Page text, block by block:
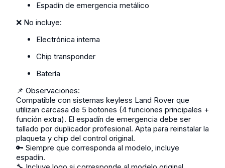
Espadín de emergencia metálico
❌ No incluye:
Electrónica interna
Chip transponder
Batería
📌 Observaciones:
Compatible con sistemas keyless Land Rover que
utilizan carcasa de 5 botones (4 funciones principales +
función extra). El espadín de emergencia debe ser
tallado por duplicador profesional. Apta para reinstalar la
plaqueta y chip del control original.
🔑 Siempre que corresponda al modelo, incluye
espadín.